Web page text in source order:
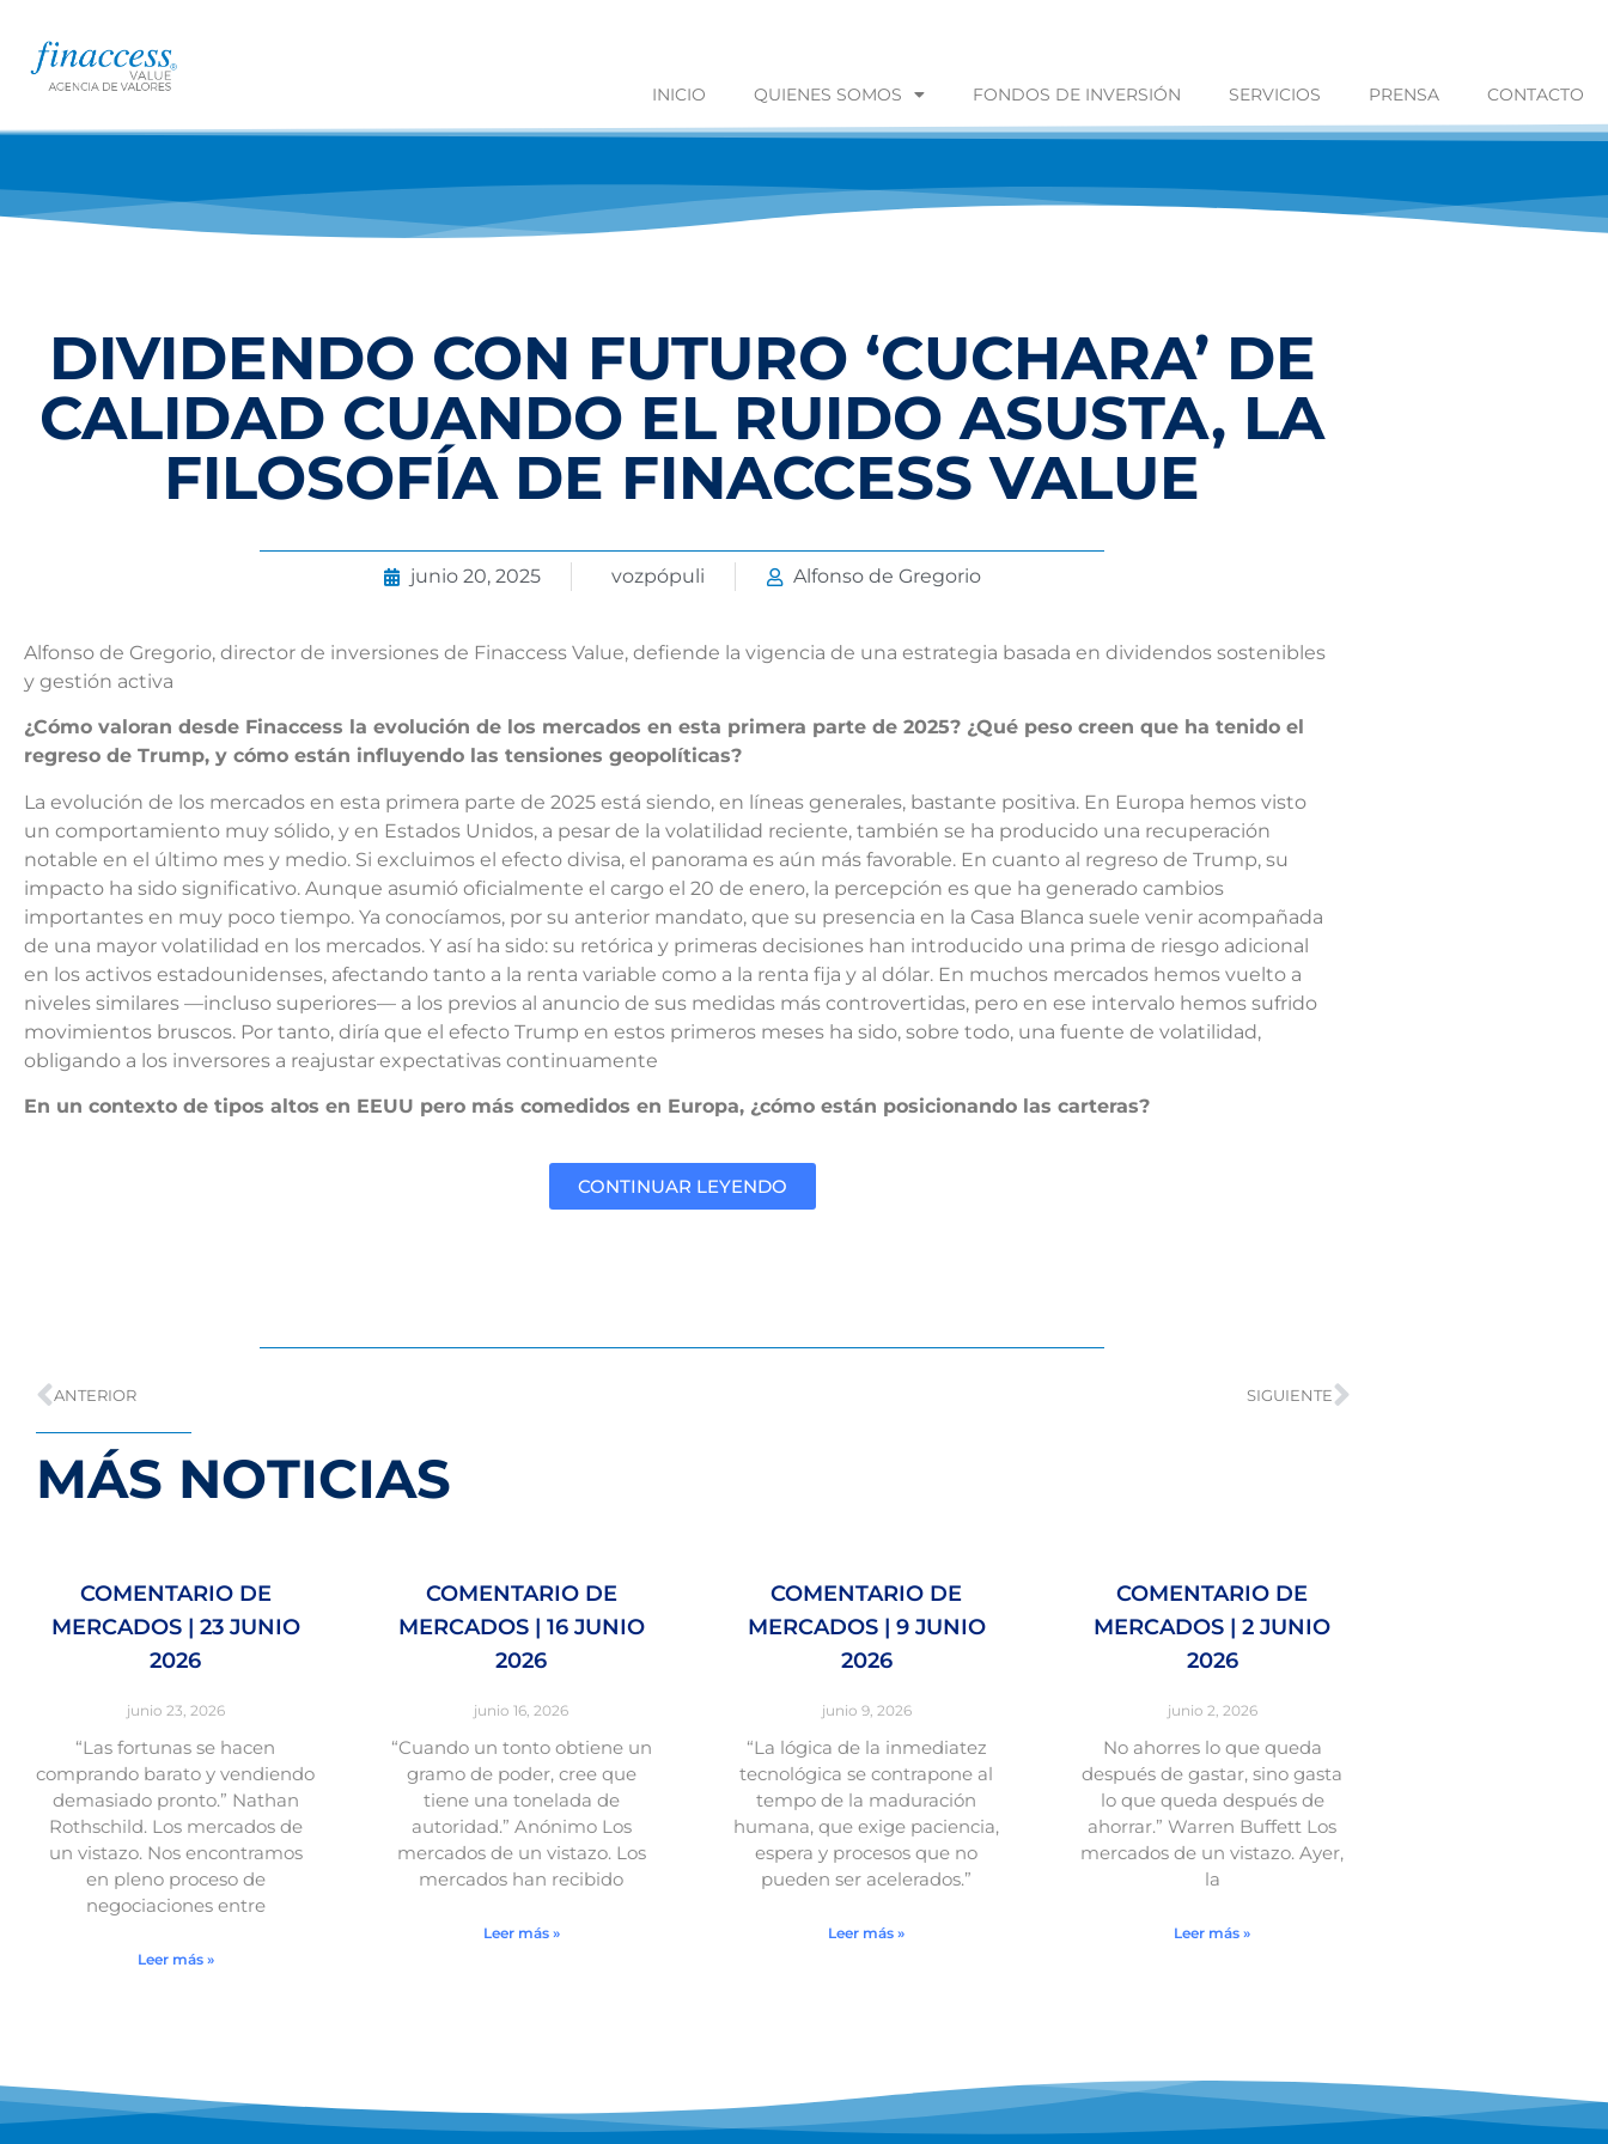
INICIO QUIENES SOMOS FONDOS DE INVERSIÓN SERVICIOS PRENSA CONTACTO
DIVIDENDO CON FUTURO ‘CUCHARA’ DE
CALIDAD CUANDO EL RUIDO ASUSTA, LA
FILOSOFÍA DE FINACCESS VALUE
junio 20, 2025 vozpópuli Alfonso de Gregorio
Alfonso de Gregorio, director de inversiones de Finaccess Value, defiende la vigencia de una estrategia basada en dividendos sostenibles
y gestión activa
¿Cómo valoran desde Finaccess la evolución de los mercados en esta primera parte de 2025? ¿Qué peso creen que ha tenido el
regreso de Trump, y cómo están influyendo las tensiones geopolíticas?
La evolución de los mercados en esta primera parte de 2025 está siendo, en líneas generales, bastante positiva. En Europa hemos visto
un comportamiento muy sólido, y en Estados Unidos, a pesar de la volatilidad reciente, también se ha producido una recuperación
notable en el último mes y medio. Si excluimos el efecto divisa, el panorama es aún más favorable. En cuanto al regreso de Trump, su
impacto ha sido significativo. Aunque asumió oficialmente el cargo el 20 de enero, la percepción es que ha generado cambios
importantes en muy poco tiempo. Ya conocíamos, por su anterior mandato, que su presencia en la Casa Blanca suele venir acompañada
de una mayor volatilidad en los mercados. Y así ha sido: su retórica y primeras decisiones han introducido una prima de riesgo adicional
en los activos estadounidenses, afectando tanto a la renta variable como a la renta fija y al dólar. En muchos mercados hemos vuelto a
niveles similares —incluso superiores— a los previos al anuncio de sus medidas más controvertidas, pero en ese intervalo hemos sufrido
movimientos bruscos. Por tanto, diría que el efecto Trump en estos primeros meses ha sido, sobre todo, una fuente de volatilidad,
obligando a los inversores a reajustar expectativas continuamente
En un contexto de tipos altos en EEUU pero más comedidos en Europa, ¿cómo están posicionando las carteras?
CONTINUAR LEYENDO
ANTERIOR SIGUIENTE
MÁS NOTICIAS
COMENTARIO DE
MERCADOS | 23 JUNIO
2026
junio 23, 2026
“Las fortunas se hacen
comprando barato y vendiendo
demasiado pronto.” Nathan
Rothschild. Los mercados de
un vistazo. Nos encontramos
en pleno proceso de
negociaciones entre
Leer más »
COMENTARIO DE
MERCADOS | 16 JUNIO
2026
junio 16, 2026
“Cuando un tonto obtiene un
gramo de poder, cree que
tiene una tonelada de
autoridad.” Anónimo Los
mercados de un vistazo. Los
mercados han recibido
Leer más »
COMENTARIO DE
MERCADOS | 9 JUNIO
2026
junio 9, 2026
“La lógica de la inmediatez
tecnológica se contrapone al
tempo de la maduración
humana, que exige paciencia,
espera y procesos que no
pueden ser acelerados.”
Leer más »
COMENTARIO DE
MERCADOS | 2 JUNIO
2026
junio 2, 2026
No ahorres lo que queda
después de gastar, sino gasta
lo que queda después de
ahorrar.” Warren Buffett Los
mercados de un vistazo. Ayer,
la
Leer más »